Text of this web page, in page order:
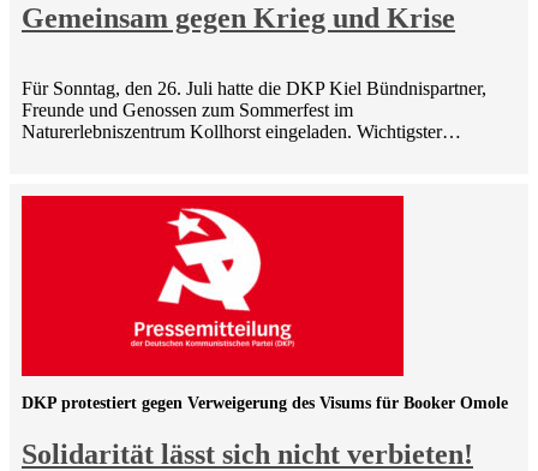
Gemeinsam gegen Krieg und Krise
Für Sonntag, den 26. Juli hatte die DKP Kiel Bündnispartner,
Freunde und Genossen zum Sommerfest im
Naturerlebniszentrum Kollhorst eingeladen. Wichtigster…
Solidarität lässt sich nicht verbieten!
DKP protestiert gegen Verweigerung des Visums für Booker Omole